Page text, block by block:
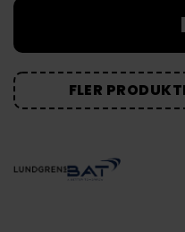
FLER